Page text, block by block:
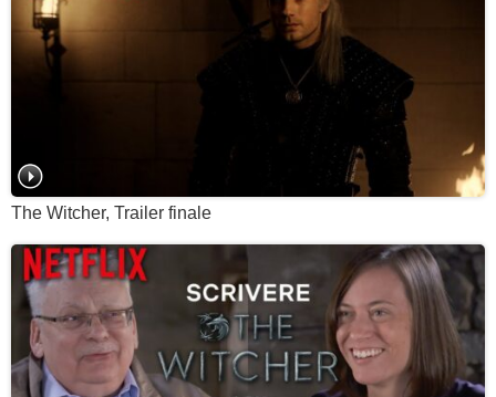
The Witcher, Trailer finale